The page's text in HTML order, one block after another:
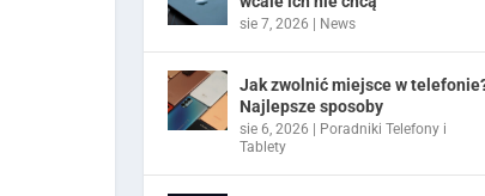
sie 7, 2026 | News
Jak zwolnić miejsce w
Najlepsze sposoby
sie 6, 2026 | Poradniki Telefony i
Tablety